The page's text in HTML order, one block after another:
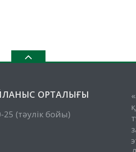
ОРТАЛЫҒЫ
25 (тәулік бойы)